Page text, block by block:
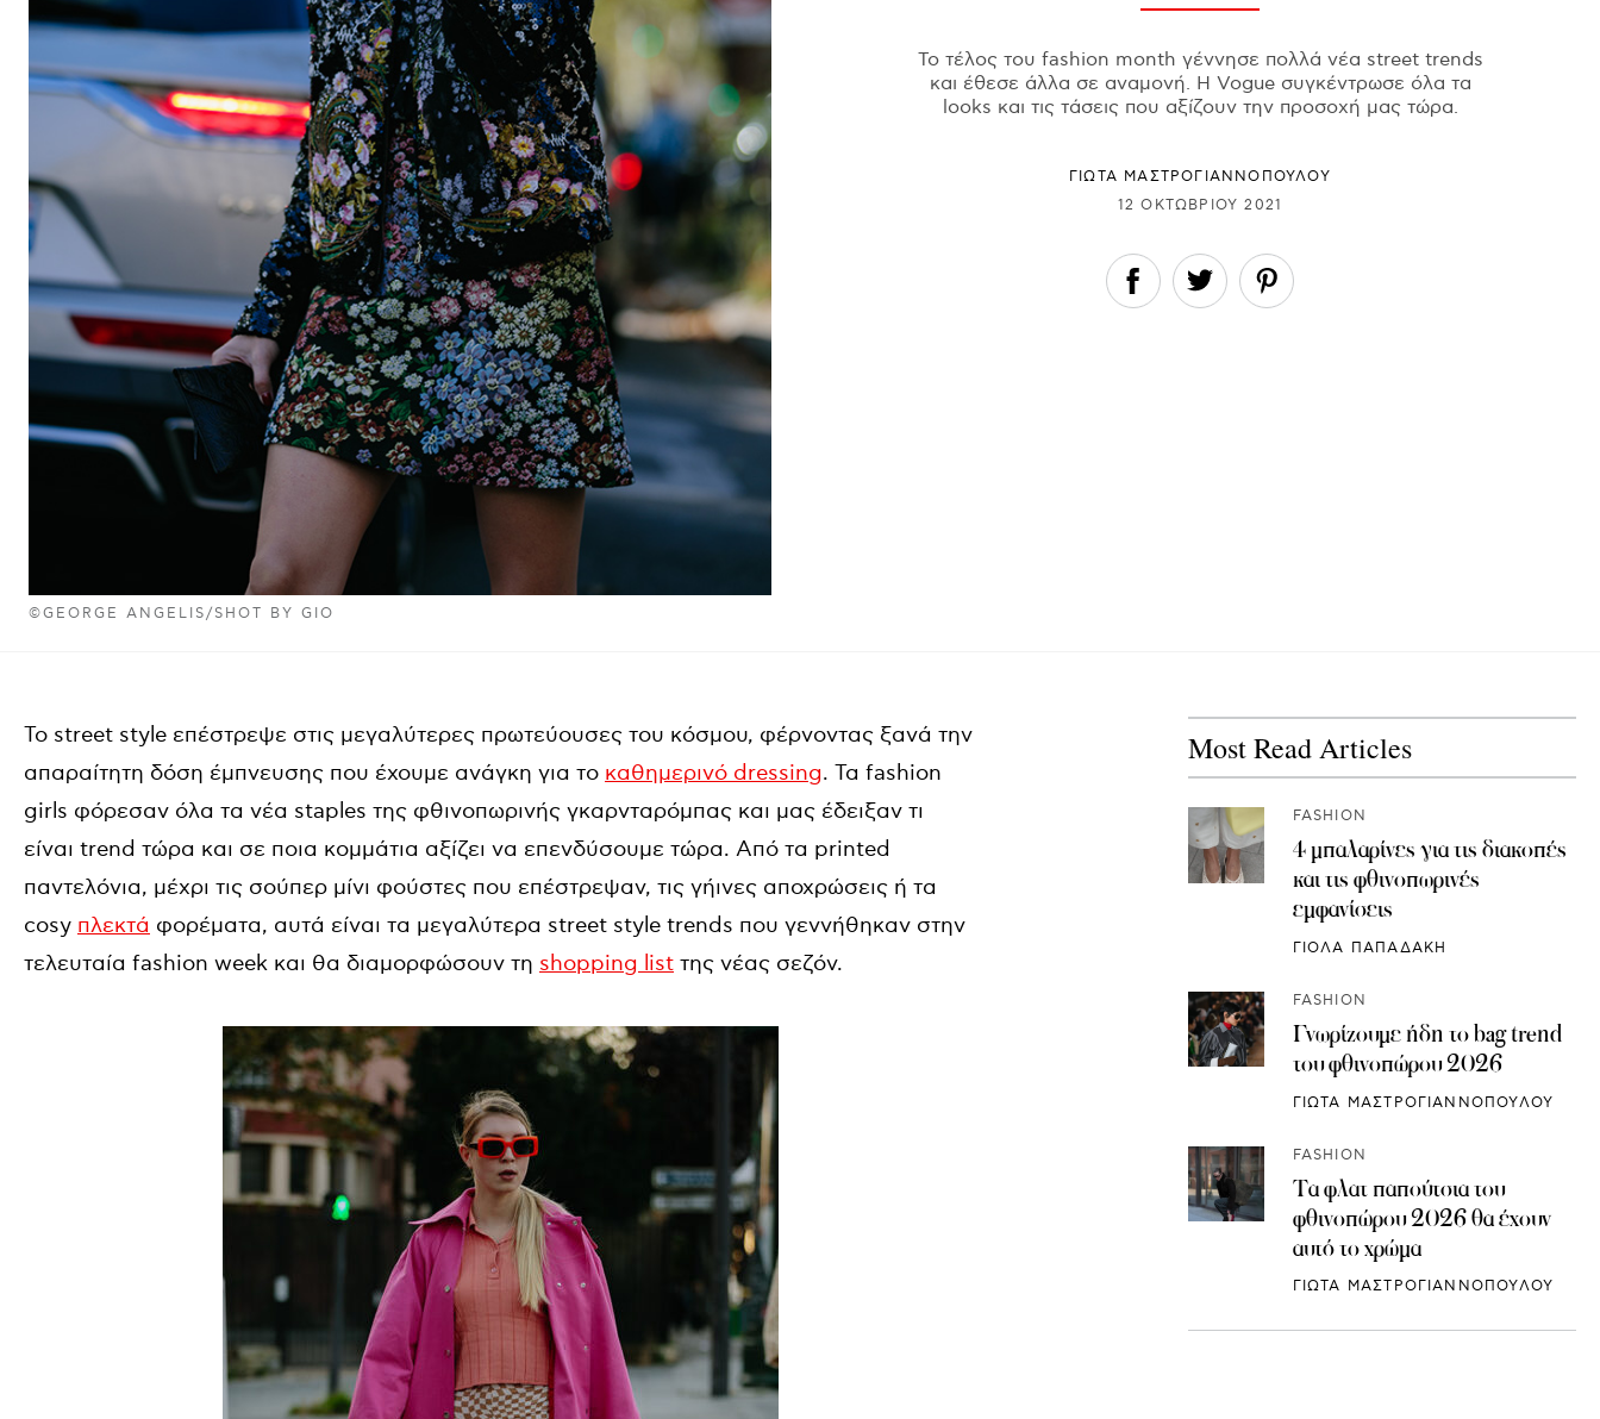
©GEORGE ANGELIS/SHOT BY GIO
Το τέλος του fashion month γέννησε πολλά νέα street trends
και έθεσε άλλα σε αναμονή. Η Vogue συγκέντρωσε όλα τα
looks και τις τάσεις που αξίζουν την προσοχή μας τώρα.
ΓΙΩΤΑ ΜΑΣΤΡΟΓΙΑΝΝΟΠΟΥΛΟΥ
12 ΟΚΤΩΒΡΊΟΥ 2021
Το street style επέστρεψε στις μεγαλύτερες πρωτεύουσες του κόσμου, φέρνοντας ξανά την
απαραίτητη δόση έμπνευσης που έχουμε ανάγκη για το καθημερινό dressing. Τα fashion
girls φόρεσαν όλα τα νέα staples της φθινοπωρινής γκαρνταρόμπας και μας έδειξαν τι
είναι trend τώρα και σε ποια κομμάτια αξίζει να επενδύσουμε τώρα. Από τα printed
παντελόνια, μέχρι τις σούπερ μίνι φούστες που επέστρεψαν, τις γήινες αποχρώσεις ή τα
cosy πλεκτά φορέματα, αυτά είναι τα μεγαλύτερα street style trends που γεννήθηκαν στην
τελευταία fashion week και θα διαμορφώσουν τη shopping list της νέας σεζόν.
Most Read Articles
FASHION
4 μπαλαρίνες για τις διακοπές
και τις φθινοπωρινές
εμφανίσεις
ΓΙΟΛΑ ΠΑΠΑΔΑΚΗ
FASHION
Γνωρίζουμε ήδη το bag trend
του φθινοπώρου 2026
ΓΙΩΤΑ ΜΑΣΤΡΟΓΙΑΝΝΟΠΟΥΛΟΥ
FASHION
Τα φλατ παπούτσια του
φθινοπώρου 2026 θα έχουν
αυτό το χρώμα
ΓΙΩΤΑ ΜΑΣΤΡΟΓΙΑΝΝΟΠΟΥΛΟΥ